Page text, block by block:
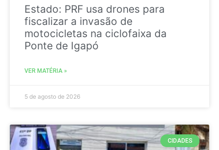
Estado: PRF usa drones para
fiscalizar a invasão de
motocicletas na ciclofaixa da
Ponte de Igapó
VER MATÉRIA »
5 de agosto de 2026
CIDADES